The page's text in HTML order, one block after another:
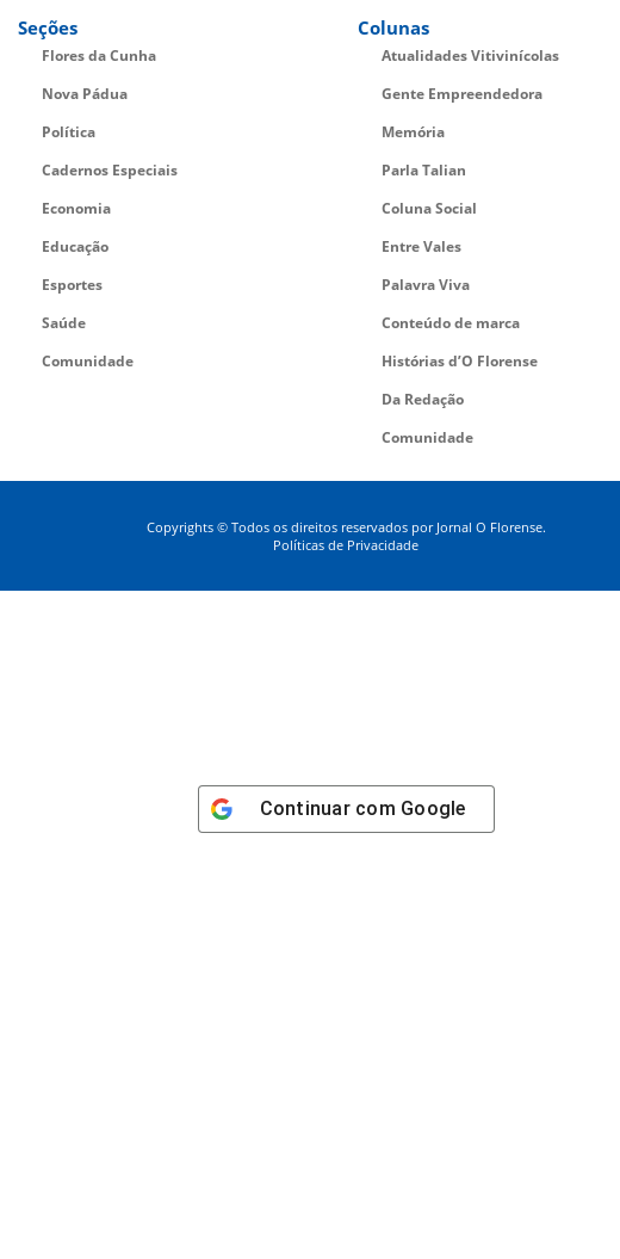
Seções
Flores da Cunha
Nova Pádua
Política
Cadernos Especiais
Economia
Educação
Esportes
Saúde
Comunidade
Colunas
Atualidades Vitivinícolas
Gente Empreendedora
Memória
Parla Talian
Coluna Social
Entre Vales
Palavra Viva
Conteúdo de marca
Histórias d’O Florense
Da Redação
Comunidade
Copyrights © Todos os direitos reservados por Jornal O Florense.
Políticas de Privacidade
Continuar com Google